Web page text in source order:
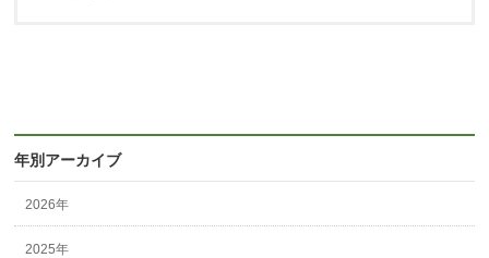
年別アーカイブ
2026年
2025年